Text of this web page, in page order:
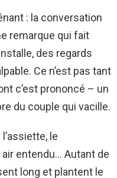
: la conversation
remarque qui fait
des regards
Ce n’est pas tant
c’est prononcé – un
du couple qui vacille.
le
entendu… Autant de
long et plantent le